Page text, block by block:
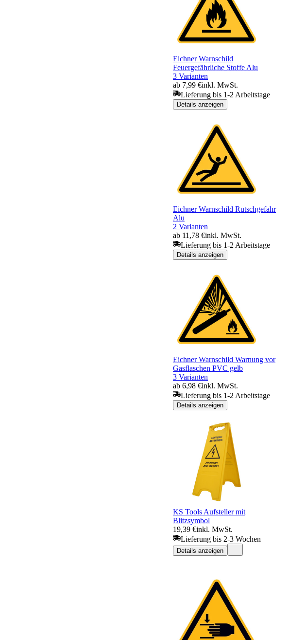
Eichner Warnschild
Feuergefährliche Stoffe Alu
3 Varianten
ab 7,99 €inkl. MwSt.
Lieferung bis 1-2 Arbeitstage
Details anzeigen
Eichner Warnschild Rutschgefahr
Alu
2 Varianten
ab 11,78 €inkl. MwSt.
Lieferung bis 1-2 Arbeitstage
Details anzeigen
Eichner Warnschild Warnung vor
Gasflaschen PVC gelb
3 Varianten
ab 6,98 €inkl. MwSt.
Lieferung bis 1-2 Arbeitstage
Details anzeigen
KS Tools Aufsteller mit
Blitzsymbol
19,39 €inkl. MwSt.
Lieferung bis 2-3 Wochen
Details anzeigen